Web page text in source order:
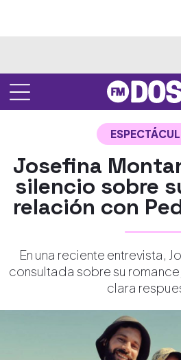
Josefina
silencio sobre
relación con
En una reciente entrevista,
consultada sobre su
clara